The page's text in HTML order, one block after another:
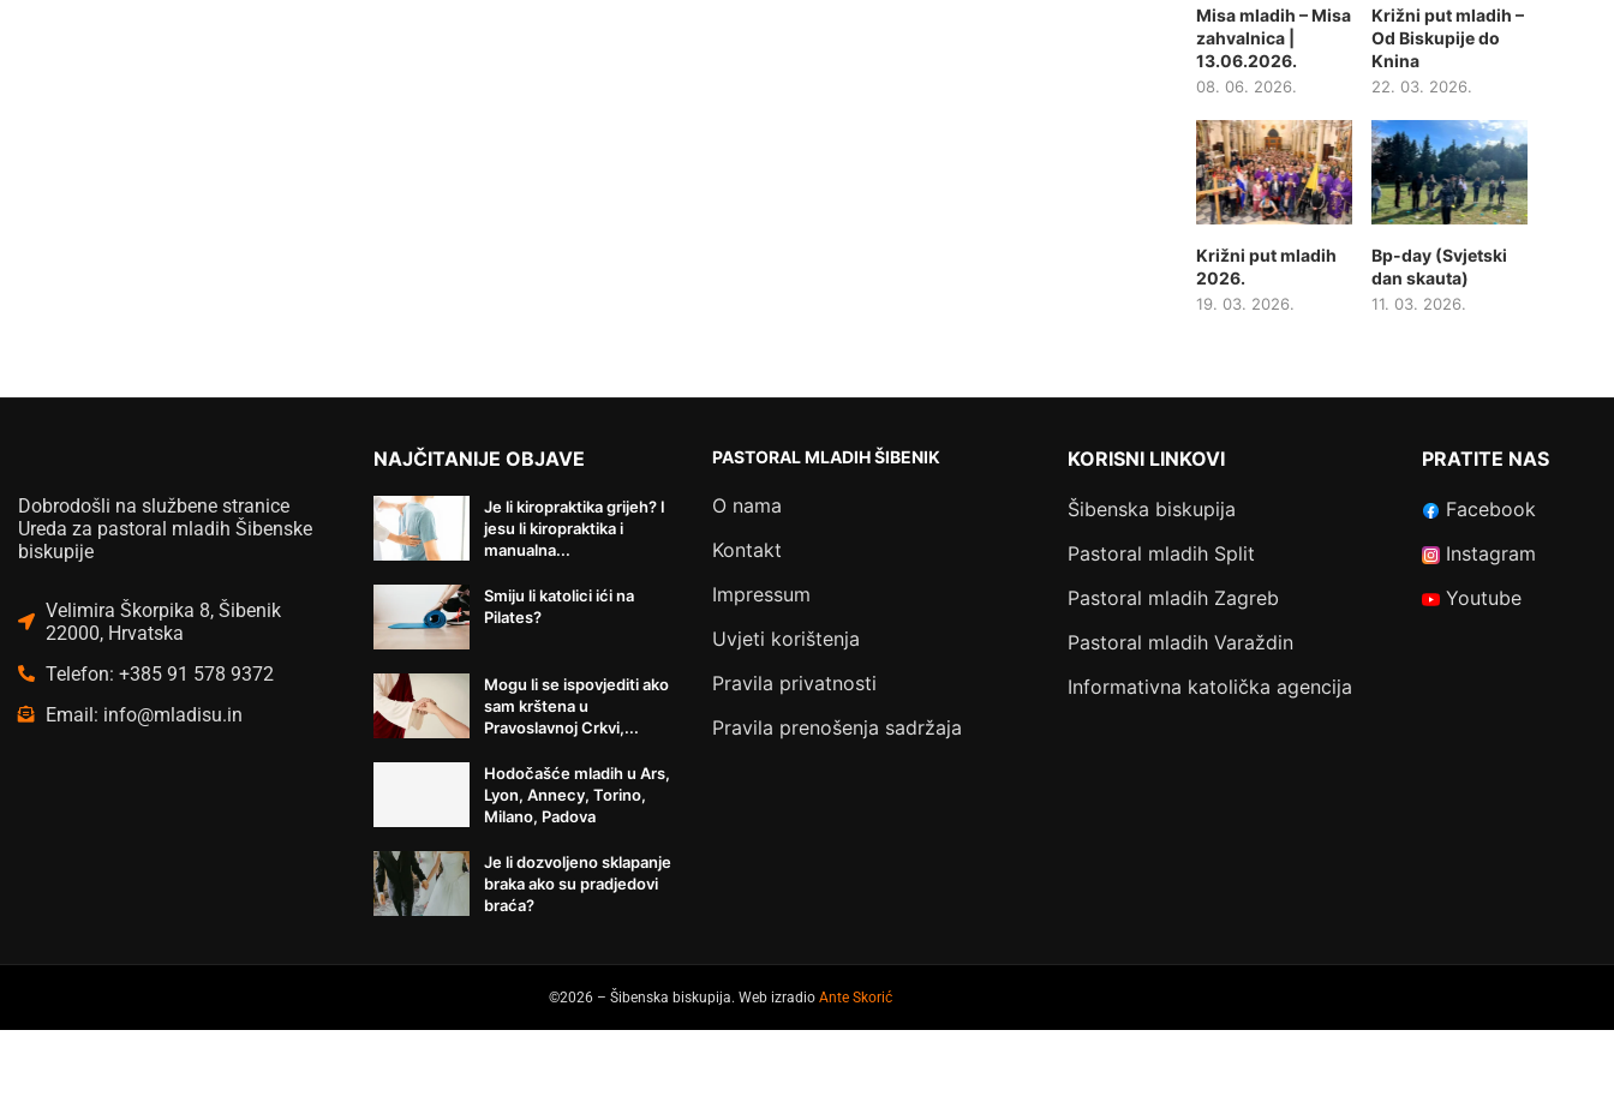
Misa mladih – Misa
zahvalnica |
13.06.2026.
08. 06. 2026.
Križni put mladih –
Od Biskupije do
Knina
22. 03. 2026.
Križni put mladih
2026.
19. 03. 2026.
Bp-day (Svjetski
dan skauta)
11. 03. 2026.
Dobrodošli na službene stranice
Ureda za pastoral mladih Šibenske
biskupije
Velimira Škorpika 8, Šibenik
22000, Hrvatska
Telefon: +385 91 578 9372
Email: info@mladisu.in
NAJČITANIJE OBJAVE
Je li kiropraktika grijeh? I
jesu li kiropraktika i
manualna...
Smiju li katolici ići na
Pilates?
Mogu li se ispovjediti ako
sam krštena u
Pravoslavnoj Crkvi,...
Hodočašće mladih u Ars,
Lyon, Annecy, Torino,
Milano, Padova
Je li dozvoljeno sklapanje
braka ako su pradjedovi
braća?
PASTORAL MLADIH ŠIBENIK
O nama
Kontakt
Impressum
Uvjeti korištenja
Pravila privatnosti
Pravila prenošenja sadržaja
KORISNI LINKOVI
Šibenska biskupija
Pastoral mladih Split
Pastoral mladih Zagreb
Pastoral mladih Varaždin
Informativna katolička agencija
PRATITE NAS
Facebook
Instagram
Youtube
©2026 – Šibenska biskupija. Web izradio Ante Skorić